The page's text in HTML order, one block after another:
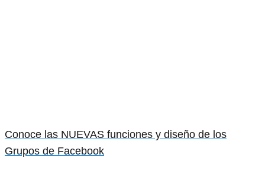
Conoce las NUEVAS funciones y diseño de los
Grupos de Facebook